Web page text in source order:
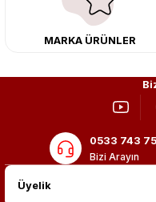
MARKA ÜRÜNLER
0533 743
Bizi Arayın
Üyelik